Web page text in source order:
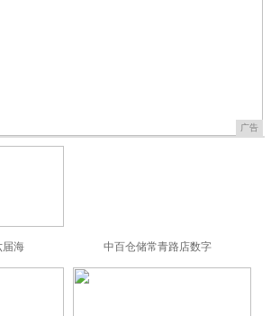
广告
届海 中百仓储常青路店数字